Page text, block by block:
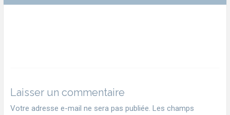
Laisser un commentaire
Votre adresse e-mail ne sera pas publiée. Les champs